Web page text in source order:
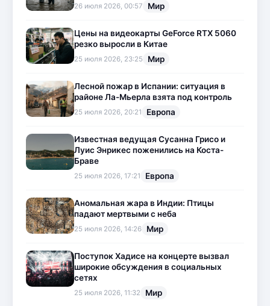
26 июля 2026, 00:57 Мир
Цены на видеокарты GeForce RTX 5060
резко выросли в Китае
25 июля 2026, 23:25 Мир
Лесной пожар в Испании: ситуация в
районе Ла-Мьерла взята под контроль
25 июля 2026, 20:21 Европа
Известная ведущая Сусанна Грисо и
Луис Энрикес поженились на Коста-
Браве
25 июля 2026, 17:21 Европа
Аномальная жара в Индии: Птицы
падают мертвыми с неба
25 июля 2026, 14:26 Мир
Поступок Хадисе на концерте вызвал
широкие обсуждения в социальных
сетях
25 июля 2026, 11:32 Мир